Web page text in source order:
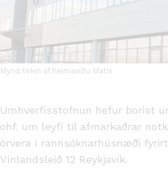
Mynd tekin af heimasíðu Matís
Umhverfisstofnun hefur borist
ohf. um leyfi til afmarkaðrar
örvera í rannsóknarhúsnæði
Vínlandsleið 12 Reykjavík.